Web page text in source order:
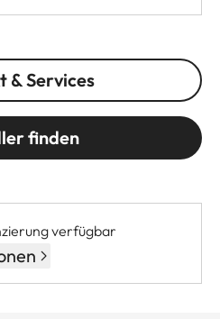
& Services
finden
verfügbar